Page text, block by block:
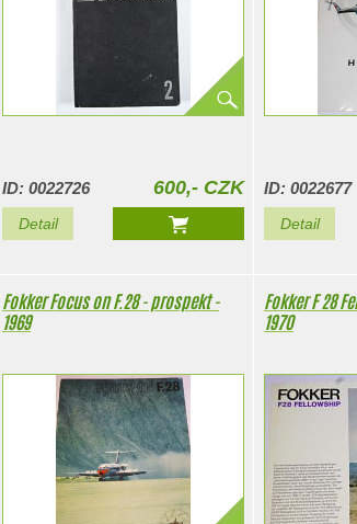
ID: 0022726 600,- CZK
Detail
ID: 0022677
Detail
Fokker Focus on F.28 - prospekt -
1969
Fokker F 28
1970